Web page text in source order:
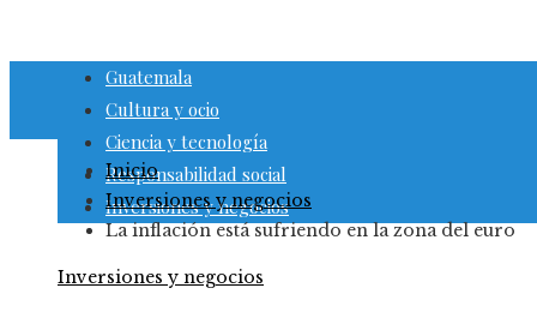
Guatemala
Cultura y ocio
Ciencia y tecnología
Responsabilidad social
Inversiones y negocios
Inicio
Inversiones y negocios
La inflación está sufriendo en la zona del euro
Inversiones y negocios